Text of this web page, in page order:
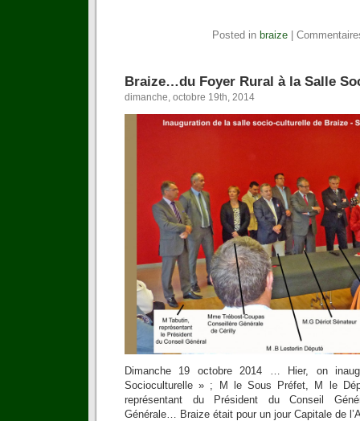
Posted in braize|
Braize…du Foyer Rural à la Salle
dimanche, octobre 19th, 2014
Dimanche 19 octobre 2014 … Hier, on
Socioculturelle » ; M le Sous Préfet, M le
représentant du Président du Conseil
Générale… Braize était pour un jour Capitale de